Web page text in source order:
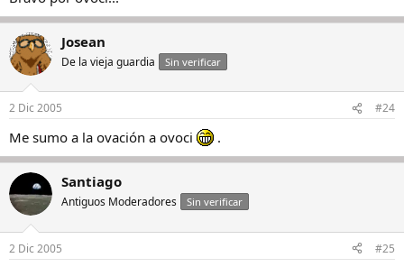
Josean
De la vieja guardia Sin verificar
2 Dic 2005 #24
Me sumo a la ovación a ovoci .
Santiago
Antiguos Moderadores Sin verificar
2 Dic 2005 #25